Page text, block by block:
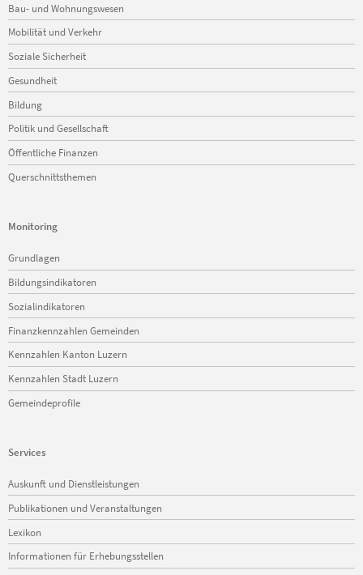
Bau- und Wohnungswesen
Mobilität und Verkehr
Soziale Sicherheit
Gesundheit
Bildung
Politik und Gesellschaft
Öffentliche Finanzen
Querschnittsthemen
Monitoring
Navigation
überspringen
Grundlagen
Bildungsindikatoren
Sozialindikatoren
Finanzkennzahlen Gemeinden
Kennzahlen Kanton Luzern
Kennzahlen Stadt Luzern
Gemeindeprofile
Services
Navigation
überspringen
Auskunft und Dienstleistungen
Publikationen und Veranstaltungen
Lexikon
Informationen für Erhebungsstellen